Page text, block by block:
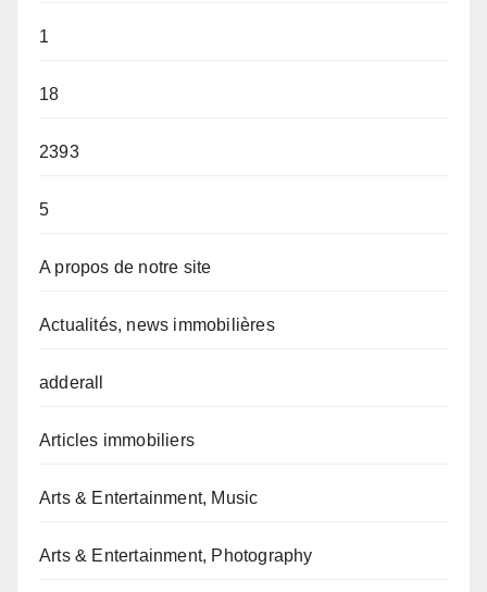
1
18
2393
5
A propos de notre site
Actualités, news immobilières
adderall
Articles immobiliers
Arts & Entertainment, Music
Arts & Entertainment, Photography